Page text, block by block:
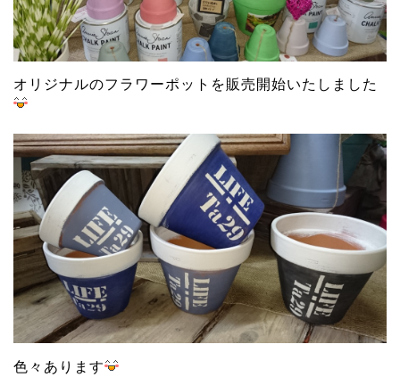
オリジナルのフラワーポットを販売開始いたしました
色々あります